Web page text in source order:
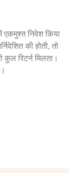
निवेश किया
की होती, तो
रिटर्न मिलता।